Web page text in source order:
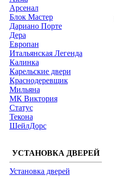
Арсенал
Блок Мастер
Дариано Порте
Дера
Европан
Итальянская Легенда
Калинка
Карельские двери
Краснодеревщик
Мильяна
МК Виктория
Статус
Текона
ШейлДорс
УСТАНОВКА ДВЕРЕЙ
Установка дверей